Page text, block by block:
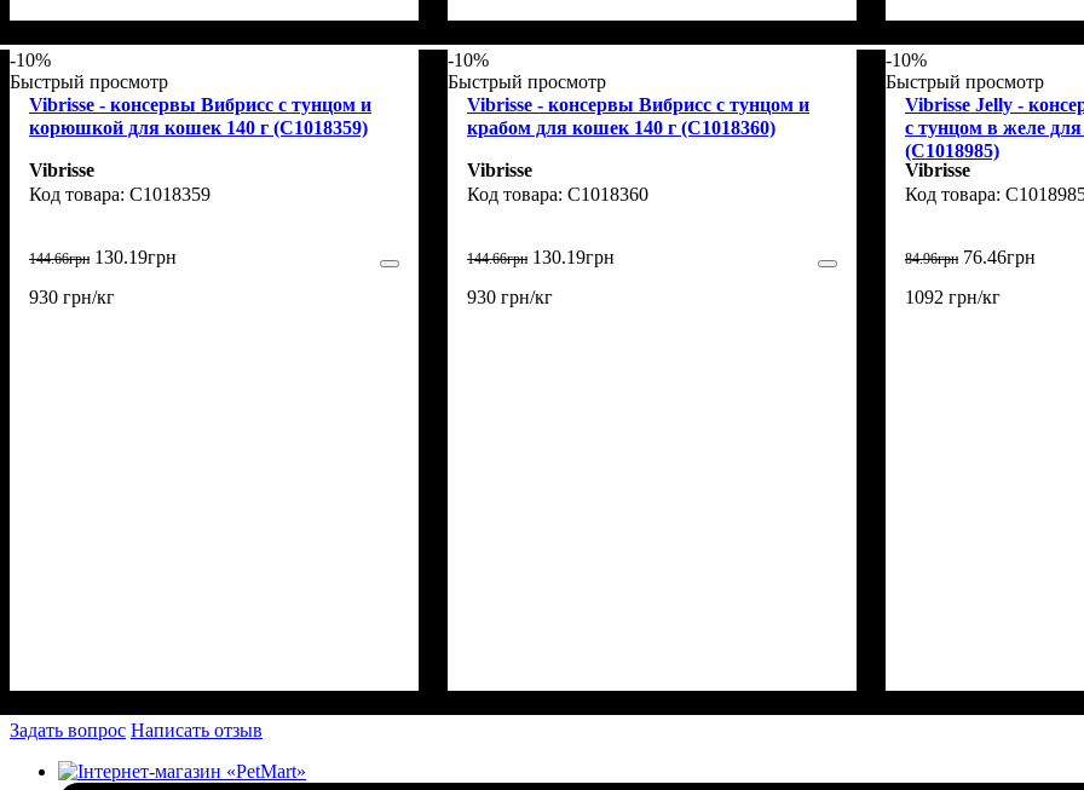
-10%
Быстрый просмотр
Vibrisse - консервы Вибрисс с тунцом и
корюшкой для кошек 140 г (C1018359)
Vibrisse
C1018359
144.66грн 130.19грн
930 грн/кг
-10%
Быстрый просмотр
Vibrisse - консервы Вибрисс с тунцом и
крабом для кошек 140 г (C1018360)
Vibrisse
C1018360
144.66грн 130.19грн
930 грн/кг
-10%
Быстрый просмотр
Vibrisse Jelly -
с тунцом в желе
(C1018985)
Vibrisse
84.96грн 76.46грн
1092 грн/кг
Задать вопрос Написать отзыв